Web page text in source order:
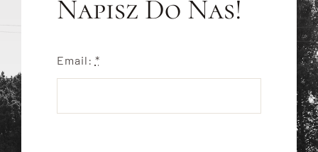
Napisz Do Nas!
Email: *